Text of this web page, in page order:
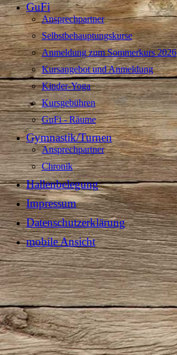
GuFi
Ansprechpartner
Selbstbehauptungskurse
Anmeldung zum Sommerkurs 2026
Kursangebot und Anmeldung
Kinder-Yoga
Kursgebühren
GuFi - Räume
Gymnastik/Turnen
Ansprechpartner
Chronik
Hallenbelegung
Impressum
Datenschutzerklärung
mobile Ansicht